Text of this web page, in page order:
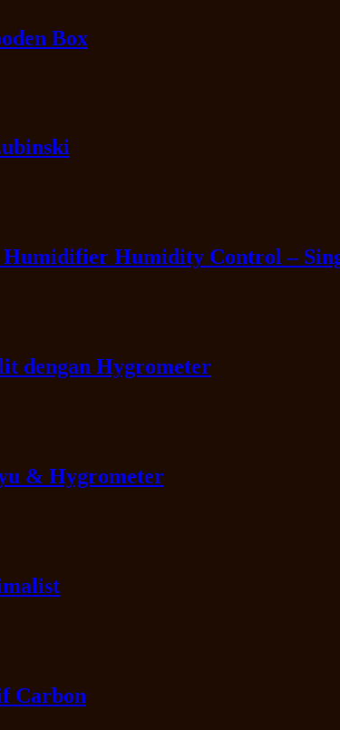
Box
Humidity Control –
dengan Hygrometer
& Hygrometer
Carbon